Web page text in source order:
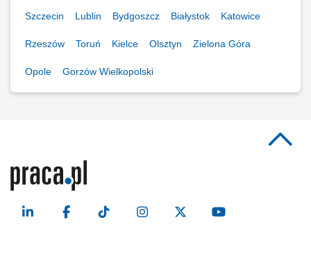
Szczecin Lublin Bydgoszcz Białystok Katowice
Rzeszów Toruń Kielce Olsztyn Zielona Góra
Opole Gorzów Wielkopolski